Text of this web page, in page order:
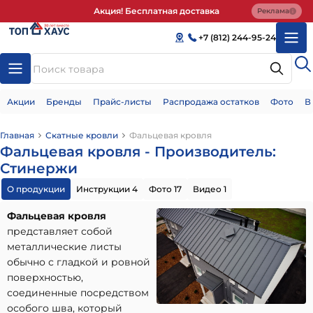
Акция! Бесплатная доставка Реклама
+7 (812) 244-95-24
Акции Бренды Прайс-листы Распродажа остатков Фото
Главная Скатные кровли Фальцевая кровля
Фальцевая кровля - Производитель:
Стинержи
О продукции Инструкции 4 Фото 17 Видео 1
Фальцевая кровля
представляет собой
металлические листы
обычно с гладкой и ровной
поверхностью,
соединенные посредством
особого шва, который